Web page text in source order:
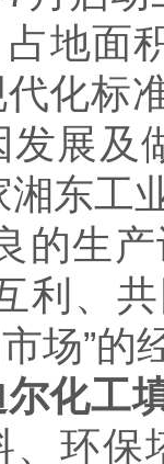
地面
化标
发展及
东工
的生
利、
场”的
化工
、环保